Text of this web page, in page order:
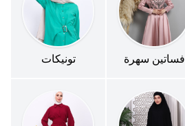
فساتين سهرة تونيكات